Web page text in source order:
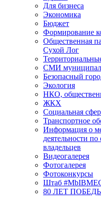
Для бизнеса
Экономика
Бюджет
Формирование
Общественная
Сухой Лог
СМИ
Безопасный
Экология
НКО,
ЖКХ
Социальная
Транспортное
Информация о
деятельности
владельцев
Видеогалерея
Фотогалерея
Фотоконкурсы
Штаб
80 ЛЕТ